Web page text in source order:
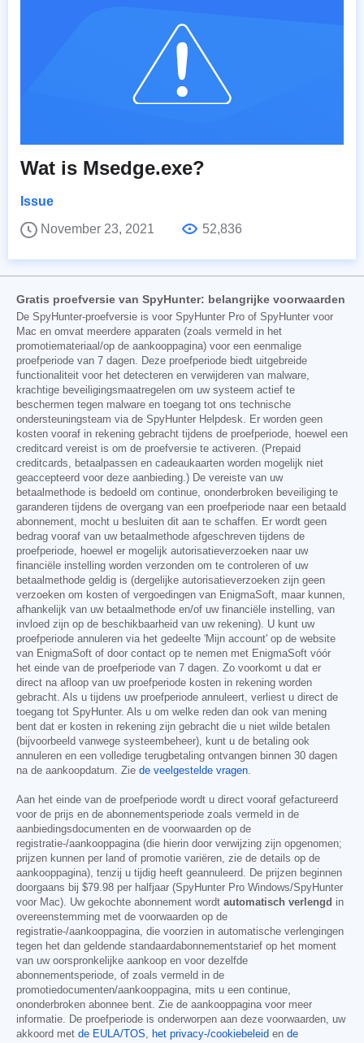
Wat is Msedge.exe?
Issue
November 23, 2021
52,836
Gratis proefversie van SpyHunter: belangrijke voorwaarden
De SpyHunter-proefversie is voor SpyHunter Pro of SpyHunter voor
Mac en omvat meerdere apparaten (zoals vermeld in het
promotiemateriaal/op de aankooppagina) voor een eenmalige
proefperiode van 7 dagen. Deze proefperiode biedt uitgebreide
functionaliteit voor het detecteren en verwijderen van malware,
krachtige beveiligingsmaatregelen om uw systeem actief te
beschermen tegen malware en toegang tot ons technische
ondersteuningsteam via de SpyHunter Helpdesk. Er worden geen
kosten vooraf in rekening gebracht tijdens de proefperiode, hoewel een
creditcard vereist is om de proefversie te activeren. (Prepaid
creditcards, betaalpassen en cadeaukaarten worden mogelijk niet
geaccepteerd voor deze aanbieding.) De vereiste van uw
betaalmethode is bedoeld om continue, ononderbroken beveiliging te
garanderen tijdens de overgang van een proefperiode naar een betaald
abonnement, mocht u besluiten dit aan te schaffen. Er wordt geen
bedrag vooraf van uw betaalmethode afgeschreven tijdens de
proefperiode, hoewel er mogelijk autorisatieverzoeken naar uw
financiële instelling worden verzonden om te controleren of uw
betaalmethode geldig is (dergelijke autorisatieverzoeken zijn geen
verzoeken om kosten of vergoedingen van EnigmaSoft, maar kunnen,
afhankelijk van uw betaalmethode en/of uw financiële instelling, van
invloed zijn op de beschikbaarheid van uw rekening). U kunt uw
proefperiode annuleren via het gedeelte 'Mijn account' op de website
van EnigmaSoft of door contact op te nemen met EnigmaSoft vóór
het einde van de proefperiode van 7 dagen. Zo voorkomt u dat er
direct na afloop van uw proefperiode kosten in rekening worden
gebracht. Als u tijdens uw proefperiode annuleert, verliest u direct de
toegang tot SpyHunter. Als u om welke reden dan ook van mening
bent dat er kosten in rekening zijn gebracht die u niet wilde betalen
(bijvoorbeeld vanwege systeembeheer), kunt u de betaling ook
annuleren en een volledige terugbetaling ontvangen binnen 30 dagen
na de aankoopdatum. Zie de veelgestelde vragen
Aan het einde van de proefperiode wordt u direct vooraf gefactureerd
voor de prijs en de abonnementsperiode zoals vermeld in de
aanbiedingsdocumenten en de voorwaarden op de
registratie-/aankooppagina (die hierin door verwijzing zijn opgenomen;
prijzen kunnen per land of promotie variëren, zie de details op de
aankooppagina), tenzij u tijdig heeft geannuleerd. De prijzen beginnen
doorgaans bij $79.98 per halfjaar (SpyHunter Pro Windows/SpyHunter
voor Mac). Uw gekochte abonnement wordt automatisch verlengd in
overeenstemming met de voorwaarden op de
registratie-/aankooppagina, die voorzien in automatische verlengingen
tegen het dan geldende standaardabonnementstarief op het moment
van uw oorspronkelijke aankoop en voor dezelfde
abonnementsperiode, of zoals vermeld in de
promotiedocumenten/aankooppagina, mits u een continue,
ononderbroken abonnee bent. Zie de aankooppagina voor meer
informatie. De proefperiode is onderworpen aan deze voorwaarden, uw
akkoord met de EULA/TOS het privacy-/cookiebeleid en de